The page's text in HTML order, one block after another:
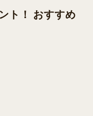
ト！ おすすめ